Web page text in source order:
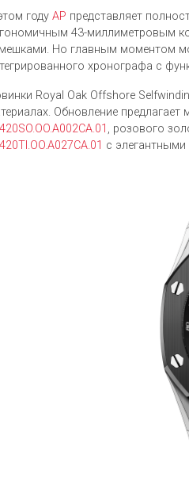
году AP представляет
43-миллиметровым
Но главным моментом
хронографа с
Royal Oak Offshore
Обновление
, розового
с